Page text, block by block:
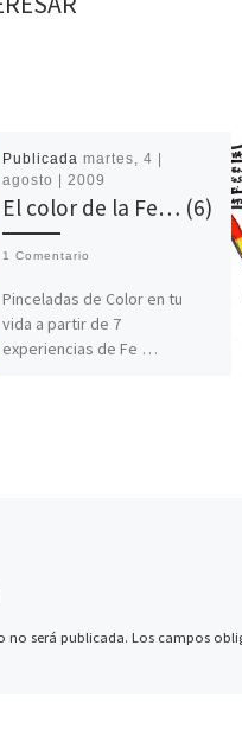
Publicadamartes, 4 |
agosto | 2009
El color de la Fe… (6)
1 Comentario
Pinceladas de Color en tu
vida a partir de 7
experiencias de Fe …
no será publicada. Los campos